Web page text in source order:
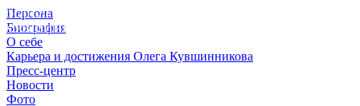
Персона
Биография
О себе
Карьера и достижения Олега Кувшинникова
Пресс-центр
Новости
Фото
© 2012 - 2023,
КУВШИННИКОВ О.А.